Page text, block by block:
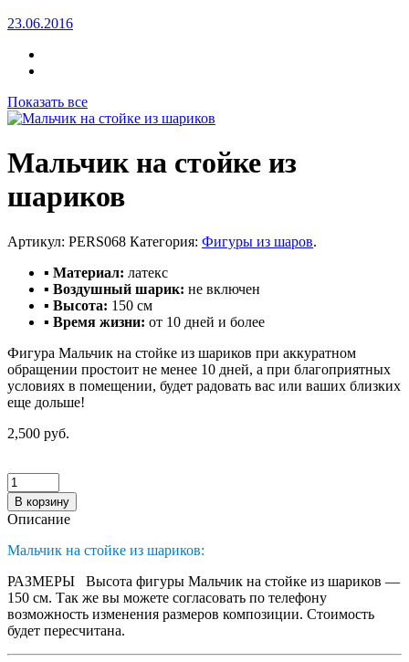
23.06.2016
Показать все
Мальчик на стойке из
шариков
Артикул: PERS068 Категория: Фигуры из шаров.
▪ Материал: латекс
▪ Воздушный шарик: не включен
▪ Высота: 150 см
▪ Время жизни: от 10 дней и более
Фигура Мальчик на стойке из шариков при аккуратном
обращении простоит не менее 10 дней, а при благоприятных
условиях в помещении, будет радовать вас или ваших близких
еще дольше!
2,500 руб.
В корзину
Описание
Мальчик на стойке из шариков:
РАЗМЕРЫ Высота фигуры Мальчик на стойке из шариков —
150 см. Так же вы можете согласовать по телефону
возможность изменения размеров композиции. Стоимость
будет пересчитана.